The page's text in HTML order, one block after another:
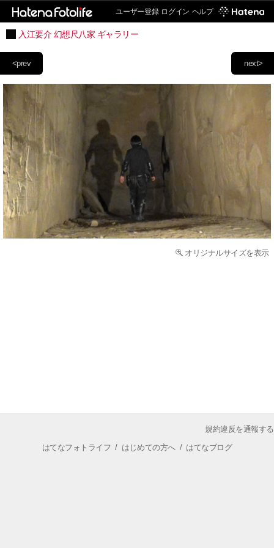
ユーザー登録 ログイン ヘルプ
入江要介 幻想尺八家 ギャラリー
next>
<prev
オリジナルサイズを表示
規約違反を通報する
はてなフォトライフ / はじめての方へ/ はてなブログ